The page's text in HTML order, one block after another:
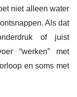
niet alleen water
Als dat
of juist
“werken” met
en soms met